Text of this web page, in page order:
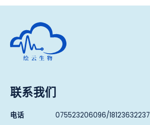
深圳市绘云生物科技有限公司
联系我们
电话 075523206096/18123632237